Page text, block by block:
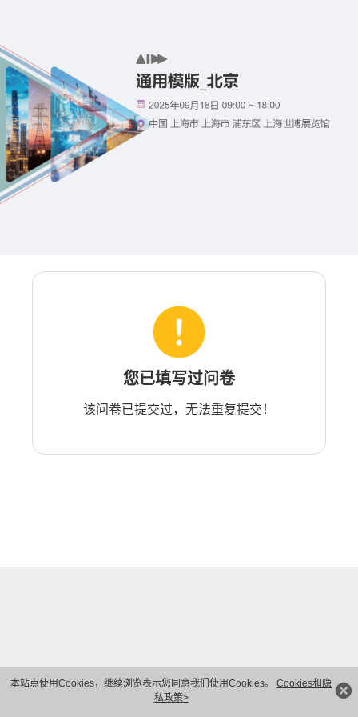
本站点使用Cookies，继续浏览表示您同意我们使用Cookies。 Cookies和隐
私政策>
您已填写过问卷
该问卷已提交过，无法重复提交！